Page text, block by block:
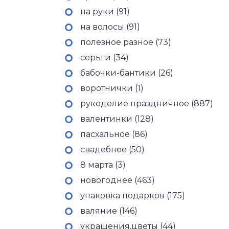
на руки (91)
на волосы (91)
полезное разное (73)
серьги (34)
бабочки-бантики (26)
воротнички (1)
рукоделие праздничное (887)
валентинки (128)
пасхальное (86)
свадебное (50)
8 марта (3)
новогоднее (463)
упаковка подарков (175)
валяние (146)
украшения,цветы (44)